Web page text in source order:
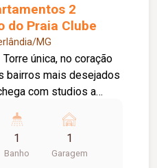
2
do Praia Clube
MG
única, no coração
bairros mais desejados
para quem busca
estilo de vida. A
trunfos do
1
Banho
1
Garagem